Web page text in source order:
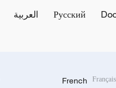
العربية Русский
French Français